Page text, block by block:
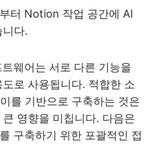
터 Notion 작업 공간에 AI
니다.
웨어는 서로 다른 기능을
로 사용됩니다. 적합한 소
를 기반으로 구축하는 것은
영향을 미칩니다. 다음은
구축하기 위한 포괄적인 접